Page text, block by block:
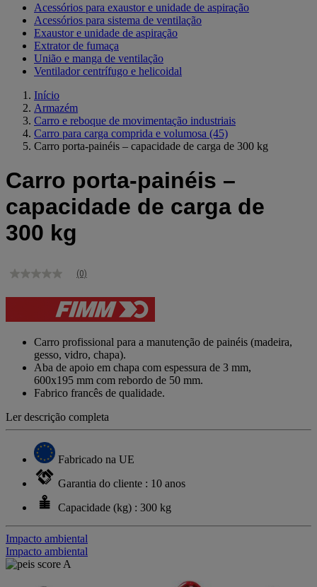
Acessórios para exaustor e unidade de aspiração
Acessórios para sistema de ventilação
Exaustor e unidade de aspiração
Extrator de fumaça
União e manga de ventilação
Ventilador centrífugo e helicoidal
Início
Armazém
Carro e reboque de movimentação industriais
Carro para carga comprida e volumosa (45)
Carro porta-painéis – capacidade de carga de 300 kg
Carro porta-painéis –
capacidade de carga de
300 kg
Sem
de
classificação
Link
mesma
página.
(0)
Carro profissional para a manutenção de painéis (madeira,
gesso, vidro, chapa).
Aba de apoio em chapa com espessura de 3 mm,
600x195 mm com rebordo de 50 mm.
Fabrico francês de qualidade.
Ler descrição completa
Fabricado na UE
Garantia do cliente : 10 anos
Capacidade (kg) : 300 kg
Impacto ambiental
Impacto ambiental